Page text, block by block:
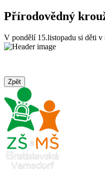
Přírodovědný
V pondělí 15.listopadu si děti
Zpět